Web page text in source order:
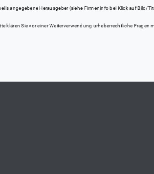
angegebene Herausgeber (siehe Firmeninfo bei Klick auf Bild/
Sie vor einer Weiterverwendung urheberrechtliche Fragen